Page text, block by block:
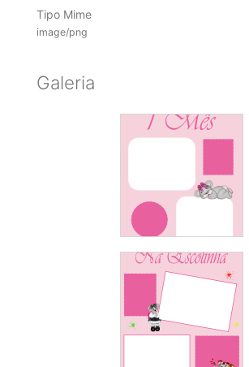
Tipo Mime
image/png
Galeria